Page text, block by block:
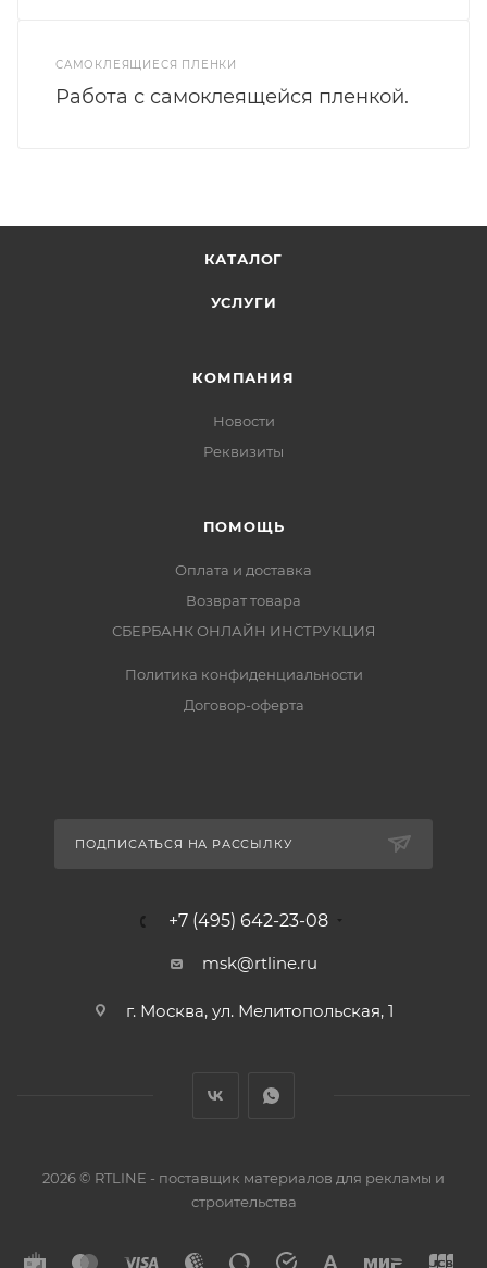
САМОКЛЕЯЩИЕСЯ ПЛЕНКИ
Работа с самоклеящейся пленкой.
КАТАЛОГ
УСЛУГИ
КОМПАНИЯ
Новости
Реквизиты
ПОМОЩЬ
Оплата и доставка
Возврат товара
СБЕРБАНК ОНЛАЙН ИНСТРУКЦИЯ
Политика конфиденциальности
Договор-оферта
ПОДПИСАТЬСЯ НА РАССЫЛКУ
+7 (495) 642-23-08
msk@rtline.ru
г. Москва, ул. Мелитопольская, 1
2026 © RTLINE - поставщик материалов для рекламы и
строительства